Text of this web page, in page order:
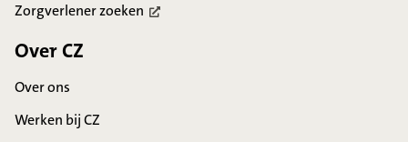
Zorgverlenerzoeken
Over CZ
Over ons
Werken bij CZ